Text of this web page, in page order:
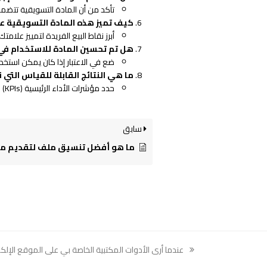
تأكد من أن المادة التسويقية
كيف تميز هذه المادة التسويقية
أبرز نقاط البيع الفريدة لتمييز
هل تم تحسين المادة للاستخدام
ضع في الاعتبار إذا كان يمكن
ما هي النتائج القابلة للقياس
حدد مؤشرات الأداء الرئيسية (KPIs) مثل التحويلات، معدلات النقر، أو التفاعل لقياس النجاح.
سابق
ما هو أفضل تنسيق ملف لتقديم
previous
عندما أرى الأدوات المكتبية الخاصة بي على الموقع